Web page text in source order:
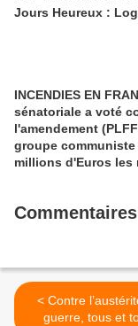
Jours Heureux :
INCENDIES EN
sénatoriale a voté
l'amendement
groupe
millions d'Euros les
Commentaires
< Contre l’austérité et la
guerre, tous et